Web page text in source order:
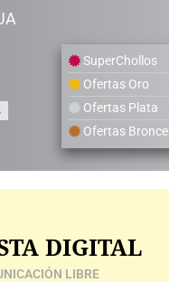
SuperChollos
Ofertas Oro
Ofertas Plata
Ofertas Bronce
DIGITAL
LIBRE